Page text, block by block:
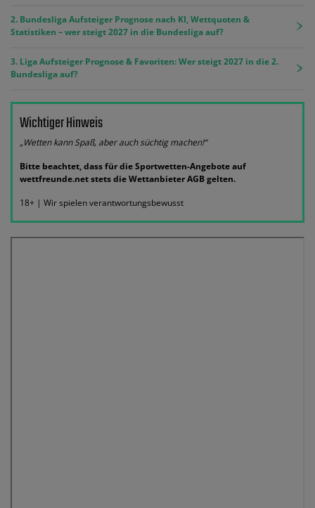
2. Bundesliga Aufsteiger Prognose nach KI, Wettquoten &
Statistiken – wer steigt 2027 in die Bundesliga auf?
3. Liga Aufsteiger Prognose & Favoriten: Wer steigt 2027 in die 2.
Bundesliga auf?
Wichtiger Hinweis
„Wetten kann Spaß, aber auch süchtig machen!“
Bitte beachtet, dass für die Sportwetten-Angebote auf
wettfreunde.net stets die Wettanbieter AGB gelten.
18+ | Wir spielen verantwortungsbewusst